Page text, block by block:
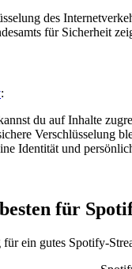
des
für Sicherheit
:
du auf Inhalte
Verschlüsselung
Identität und
für
ein gutes Spotify-